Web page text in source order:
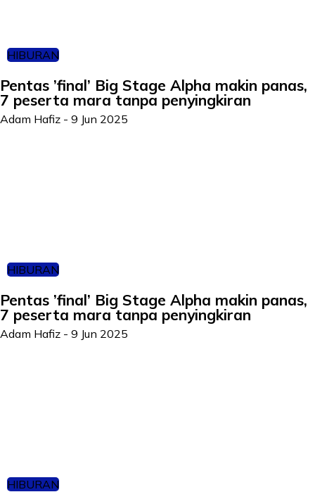
HIBURAN
Pentas ’final’ Big Stage Alpha makin panas,
7 peserta mara tanpa penyingkiran
Adam Hafiz - 9 Jun 2025
HIBURAN
Pentas ’final’ Big Stage Alpha makin panas,
7 peserta mara tanpa penyingkiran
Adam Hafiz - 9 Jun 2025
HIBURAN